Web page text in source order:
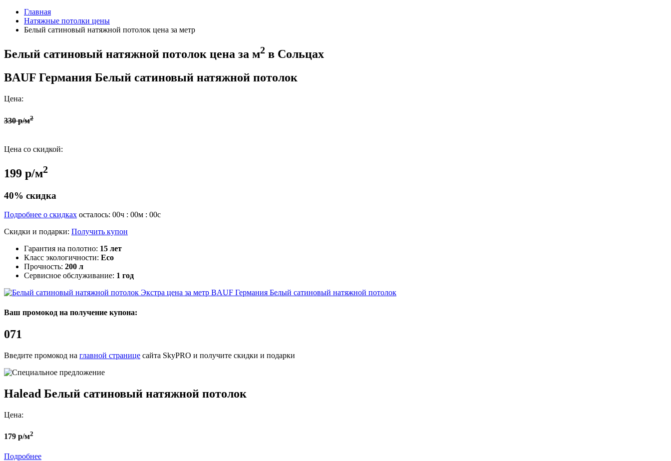
Главная
Натяжные потолки цены
Белый сатиновый натяжной потолок цена за метр
Белый сатиновый натяжной потолок цена за м2 в Сольцах
BAUF Германия Белый сатиновый натяжной потолок
Цена:
330 р/м2
Цена со скидкой:
199 р/м2
40% скидка
Подробнее о скидках осталось: 00ч : 00м : 00с
Скидки и подарки: Получить купон
Гарантия на полотно: 15 лет
Класс экологичности: Eco
Прочность: 200 л
Сервисное обслуживание: 1 год
BAUF Германия Белый сатиновый натяжной потолок
Ваш промокод на получение купона:
071
Введите промокод на главной странице сайта SkyPRO и получите скидки и подарки
Halead Белый сатиновый натяжной потолок
Цена:
179 р/м2
Подробнее